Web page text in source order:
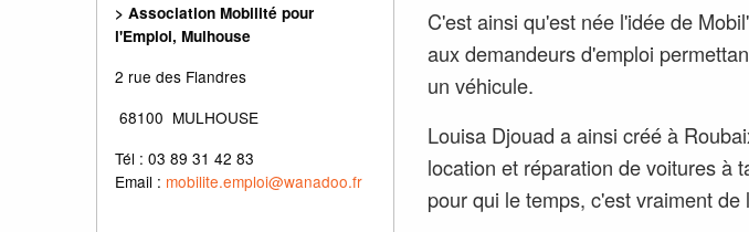
> Association Mobilité pour
l'Emploi, Mulhouse
2 rue des Flandres
68100 MULHOUSE
Tél : 03 89 31 42 83
Email : mobilite.emploi@wanadoo.fr
C'est ainsi qu'est née l'idée de
aux demandeurs d'emploi
un véhicule.
Louisa Djouad a ainsi créé à
location et réparation de voitures à
pour qui le temps, c'est vraiment de